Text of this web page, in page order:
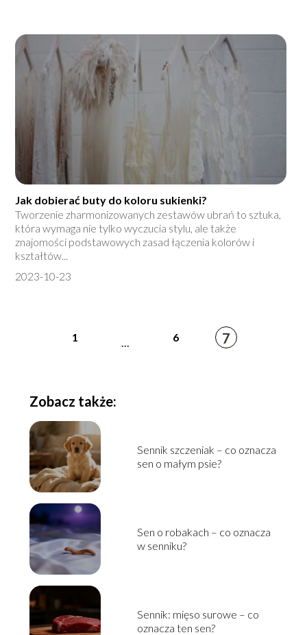
Jak dobierać buty do koloru sukienki?
Tworzenie zharmonizowanych zestawów ubrań to sztuka,
która wymaga nie tylko wyczucia stylu, ale także
znajomości podstawowych zasad łączenia kolorów i
kształtów...
2023-10-23
1 6 7
Zobacz także:
Sennik szczeniak – co oznacza
sen o małym psie?
Sen o robakach – co oznacza
w senniku?
Sennik: mięso surowe – co
oznacza ten sen?